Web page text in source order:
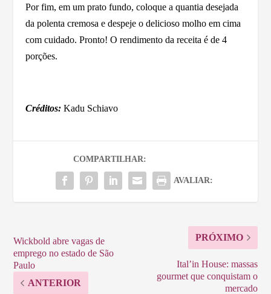
Por fim, em um prato fundo, coloque a quantia desejada
da polenta cremosa e despeje o delicioso molho em cima
com cuidado. Pronto! O rendimento da receita é de 4
porções.
Créditos: Kadu Schiavo
COMPARTILHAR:
AVALIAR:
Wickbold abre vagas de
emprego no estado de São
Paulo
ANTERIOR
PRÓXIMO
Ital’in House: massas
gourmet que conquistam o
mercado